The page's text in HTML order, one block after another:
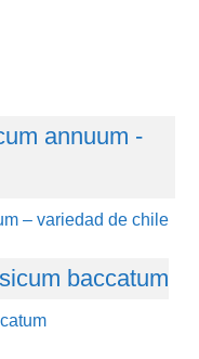
– variedad de chile